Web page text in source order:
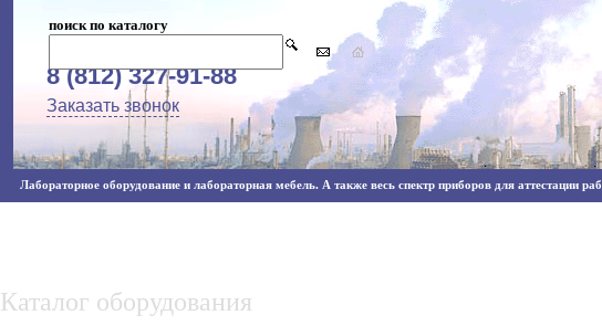
поиск по каталогу
8 (812) 327-91-88
Заказать звонок
Лабораторное оборудование и лабораторная мебель. А также весь спектр приборов для аттестации
Каталог оборудования